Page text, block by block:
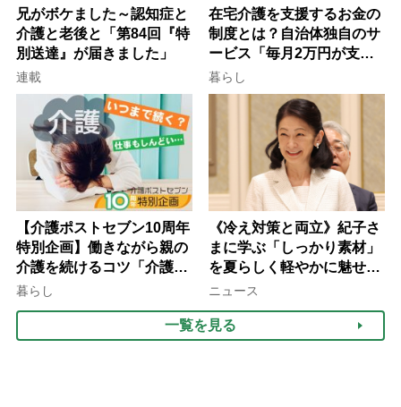
兄がボケました～認知症と
介護と老後と「第84回『特
別送達』が届きました」
連載
在宅介護を支援するお金の
制度とは？自治体独自のサ
ービス「毎月2万円が支給
される」ケースも【FP解
説】
暮らし
【介護ポストセブン10周年
特別企画】働きながら親の
介護を続けるコツ「介護は
10年以上続くことも…3つ
みよう」【社会福祉士解
説】
暮らし
《冷え対策と両立》紀子さ
まに学ぶ「しっかり素材」
を夏らしく軽やかに魅せる
3つの着こなし法則
ニュース
一覧を見る